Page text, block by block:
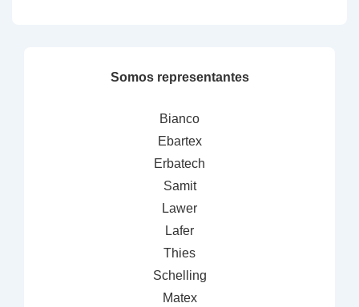
Somos representantes
Bianco
Ebartex
Erbatech
Samit
Lawer
Lafer
Thies
Schelling
Matex